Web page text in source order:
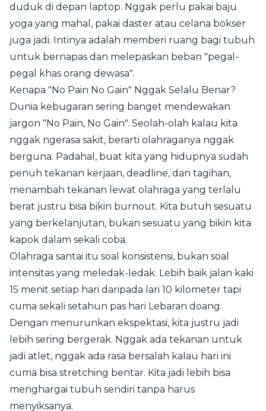
duduk di depan laptop. Nggak perlu pakai baju
yoga yang mahal, pakai daster atau celana bokser
juga jadi. Intinya adalah memberi ruang bagi tubuh
untuk bernapas dan melepaskan beban "pegal-
pegal khas orang dewasa".
Kenapa "No Pain No Gain" Nggak Selalu Benar?
Dunia kebugaran sering banget mendewakan
jargon "No Pain, No Gain". Seolah-olah kalau kita
nggak ngerasa sakit, berarti olahraganya nggak
berguna. Padahal, buat kita yang hidupnya sudah
penuh tekanan kerjaan, deadline, dan tagihan,
menambah tekanan lewat olahraga yang terlalu
berat justru bisa bikin burnout. Kita butuh sesuatu
yang berkelanjutan, bukan sesuatu yang bikin kita
kapok dalam sekali coba.
Olahraga santai itu soal konsistensi, bukan soal
intensitas yang meledak-ledak. Lebih baik jalan kaki
15 menit setiap hari daripada lari 10 kilometer tapi
cuma sekali setahun pas hari Lebaran doang.
Dengan menurunkan ekspektasi, kita justru jadi
lebih sering bergerak. Nggak ada tekanan untuk
jadi atlet, nggak ada rasa bersalah kalau hari ini
cuma bisa stretching bentar. Kita jadi lebih bisa
menghargai tubuh sendiri tanpa harus
menyiksanya.